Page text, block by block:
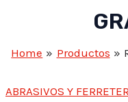
Home Productos
ABRASIVOS Y